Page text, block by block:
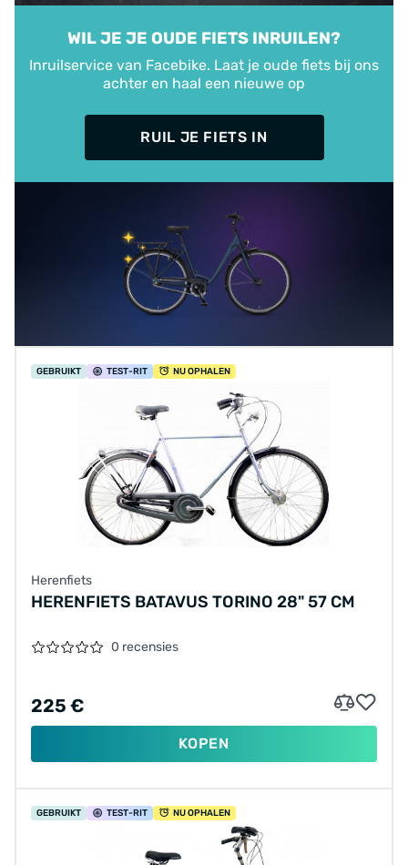
WIL JE JE OUDE FIETS INRUILEN?
Inruilservice van Facebike. Laat je oude fiets bij ons
achter en haal een nieuwe op
RUIL JE FIETS IN
GEBRUIKT TEST-RIT NU OPHALEN
Herenfiets
HERENFIETS BATAVUS TORINO 28" 57 CM
0 recensies
225 €
KOPEN
GEBRUIKT TEST-RIT NU OPHALEN